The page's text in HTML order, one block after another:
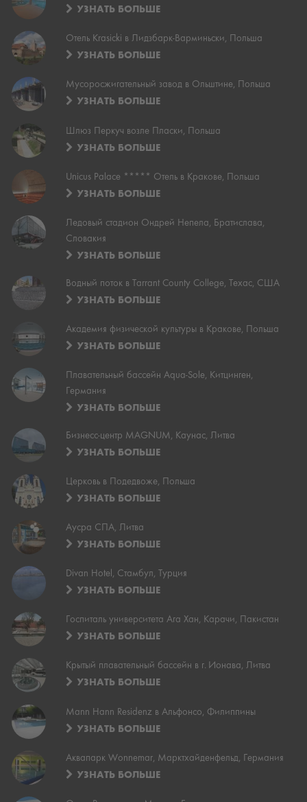
УЗНАТЬ БОЛЬШЕ
Отель Krasicki в Лидзбарк-Варминьски, Польша
УЗНАТЬ БОЛЬШЕ
Мусоросжигательный завод в Ольштине, Польша
УЗНАТЬ БОЛЬШЕ
Шлюз Перкуч возле Пласки, Польша
УЗНАТЬ БОЛЬШЕ
Unicus Palace ***** Отель в Кракове, Польша
УЗНАТЬ БОЛЬШЕ
Ледовый стадион Ондрей Непела, Братислава,
Словакия
УЗНАТЬ БОЛЬШЕ
Водный поток в Tarrant County College, Техас, США
УЗНАТЬ БОЛЬШЕ
Академия физической культуры в Кракове, Польша
УЗНАТЬ БОЛЬШЕ
Плавательный бассейн Aqua-Sole, Китцинген,
Германия
УЗНАТЬ БОЛЬШЕ
Бизнесс-центр MAGNUM, Каунас, Литва
УЗНАТЬ БОЛЬШЕ
Церковь в Подедвоже, Польша
УЗНАТЬ БОЛЬШЕ
Аусра СПА, Литва
УЗНАТЬ БОЛЬШЕ
Divan Hotel, Стамбул, Турция
УЗНАТЬ БОЛЬШЕ
Госпиталь университета Ага Хан, Карачи, Пакистан
УЗНАТЬ БОЛЬШЕ
Крытый плавательный бассейн в г. Ионава, Литва
УЗНАТЬ БОЛЬШЕ
Mann Hann Residenz в Альфонсо, Филиппины
УЗНАТЬ БОЛЬШЕ
Аквапарк Wonnemar, Марктхайденфельд, Германия
УЗНАТЬ БОЛЬШЕ